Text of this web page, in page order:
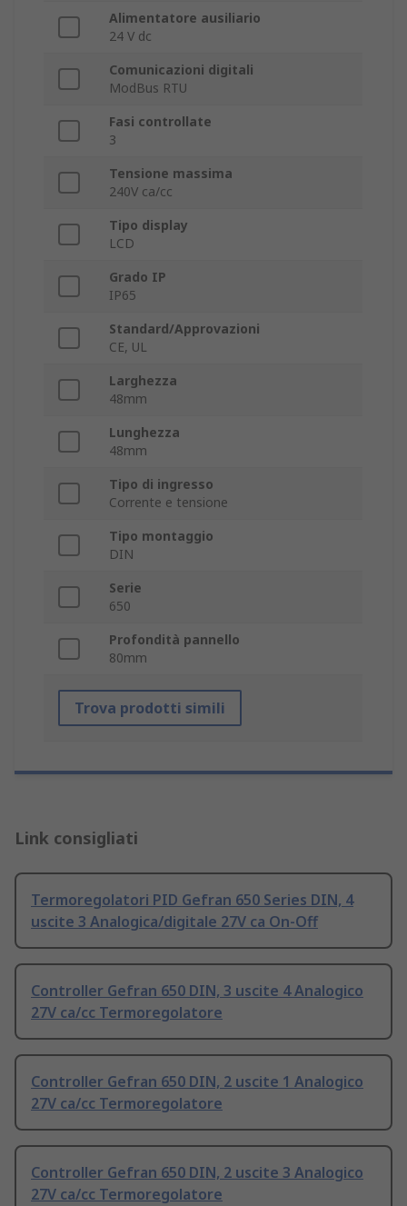
Alimentatore ausiliario
24 V dc
Comunicazioni digitali
ModBus RTU
Fasi controllate
3
Tensione massima
240V ca/cc
Tipo display
LCD
Grado IP
IP65
Standard/Approvazioni
CE, UL
Larghezza
48mm
Lunghezza
48mm
Tipo di ingresso
Corrente e tensione
Tipo montaggio
DIN
Serie
650
Profondità pannello
80mm
Trova prodotti simili
Link consigliati
Termoregolatori PID Gefran 650 Series DIN, 4
uscite 3 Analogica/digitale 27V ca On-Off
Controller Gefran 650 DIN, 3 uscite 4 Analogico
27V ca/cc Termoregolatore
Controller Gefran 650 DIN, 2 uscite 1 Analogico
27V ca/cc Termoregolatore
Controller Gefran 650 DIN, 2 uscite 3 Analogico
27V ca/cc Termoregolatore